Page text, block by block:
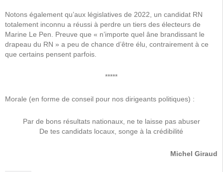
Notons également qu’aux législatives de 2022, un candidat RN
totalement inconnu a réussi à perdre un tiers des électeurs de
Marine Le Pen. Preuve que « n’importe quel âne brandissant le
drapeau du RN » a peu de chance d’être élu, contrairement à ce
que certains pensent parfois.
*****
Morale (en forme de conseil pour nos dirigeants politiques) :
Par de bons résultats nationaux, ne te laisse pas abuser
De tes candidats locaux, songe à la crédibilité
Michel Giraud